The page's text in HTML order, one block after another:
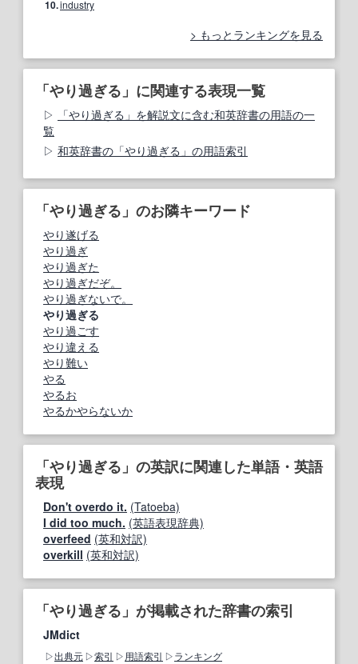
10.industry
もっとランキングを見る
「やり過ぎる」に関連する表現一覧
「やり過ぎる」を解説文に含む和英辞書の用語の一
覧
和英辞書の「やり過ぎる」の用語索引
「やり過ぎる」のお隣キーワード
やり遂げる
やり過ぎ
やり過ぎた
やり過ぎだぞ。
やり過ぎないで。
やり過ぎる
やり過ごす
やり違える
やり難い
やる
やるお
やるかやらないか
「やり過ぎる」の英訳に関連した単語・英語
表現
Don't overdo it. (Tatoeba)
I did too much. (英語表現辞典)
overfeed (英和対訳)
overkill (英和対訳)
「やり過ぎる」が掲載された辞書の索引
JMdict
出典元 索引 用語索引 ランキング